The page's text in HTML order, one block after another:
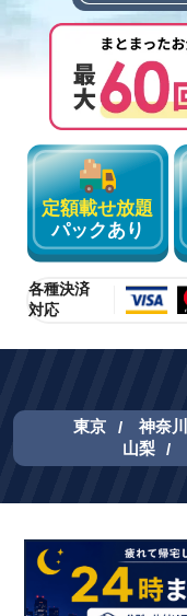
定額載せ放題
パックあり
各種決済
対応
東京
神奈川
山梨